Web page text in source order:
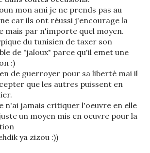
mon ami je ne prends pas au
car ils ont réussi j'encourage la
mais par n'importe quel moyen.
du tunisien de taxer son
de "jaloux" parce qu'il emet une
:)
de guerroyer pour sa liberté mai il
que les autres puissent en
n'ai jamais critiquer l'oeuvre en elle
un moyen mis en oeuvre pour la
ya zizou :))